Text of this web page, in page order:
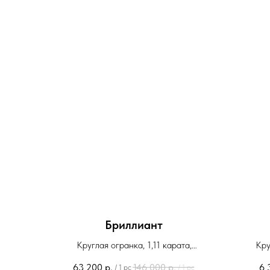
Бриллиант
Круглая огранка, 1,11 карата,
63 200 р. / 1 pc 146 000 р. / 1 pc
6